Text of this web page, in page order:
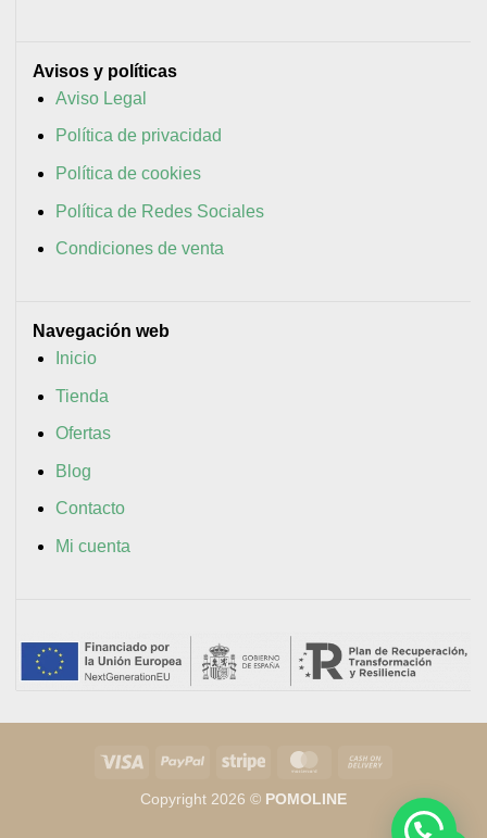
Avisos y políticas
Aviso Legal
Política de privacidad
Política de cookies
Política de Redes Sociales
Condiciones de venta
Navegación web
Inicio
Tienda
Ofertas
Blog
Contacto
Mi cuenta
Visa PayPal Stripe MasterCard
Delivery
Copyright 2026 © POMOLINE